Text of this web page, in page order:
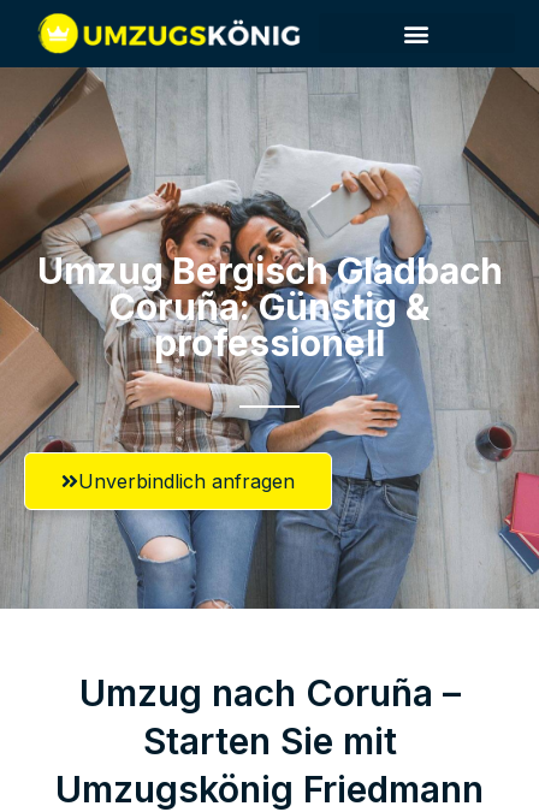
Umzug Bergisch Gladbach​
Coruña: Günstig &
professionell​
Unverbindlich anfragen
Umzug nach Coruña –
Starten Sie mit
Umzugskönig Friedmann